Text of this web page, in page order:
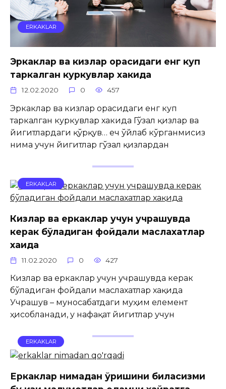
ERKAKLAR
Эркаклар ва кизлар орасидаги енг куп
таркалган куркувлар хакида
12.02.2020 0 457
Эркаклар ва кизлар орасидаги енг куп
таркалган куркувлар хакида Гўзал қизлар ва
йигитлардаги қўрқув… Ҳеч ўйлаб кўрганмисиз
нима учун йигитлар гўзал қизлардан
ERKAKLAR
Кизлар ва еркаклар учун учрашувда
керак бўладиган фойдали маслахатлар
хақида
11.02.2020 0 427
Кизлар ва еркаклар учун учрашувда керак
бўладиган фойдали маслахатлар хақида
Учрашув – муносабатдаги муҳим елемент
ҳисобланади, у нафақат йигитлар учун
ERKAKLAR
Еркаклар нимадан қўрқишини биласизми